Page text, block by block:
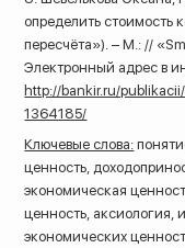
определить стоимость
пересчёта»). – М.: //
Электронный адрес в
http://bankir.ru/
1364185/
Ключевые слова:
ценность,
экономическая
ценность, аксиология,
экономических